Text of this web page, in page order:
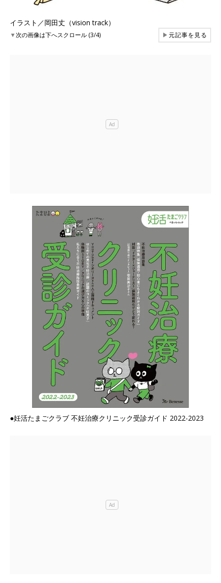
イラスト／岡田丈（vision track）
▼次の画像は下へスクロール (3/4) ▶元記事を見る
●妊活たまごクラブ 不妊治療クリニック受診ガイド 2022-2023